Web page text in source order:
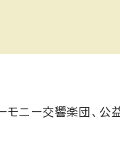
モニー交響楽団、公